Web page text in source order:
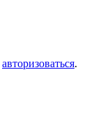
авторизоваться.